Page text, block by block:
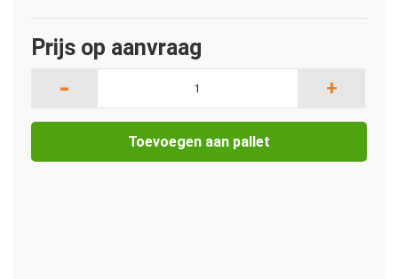
Prijs op aanvraag
- +
Toevoegen aan pallet